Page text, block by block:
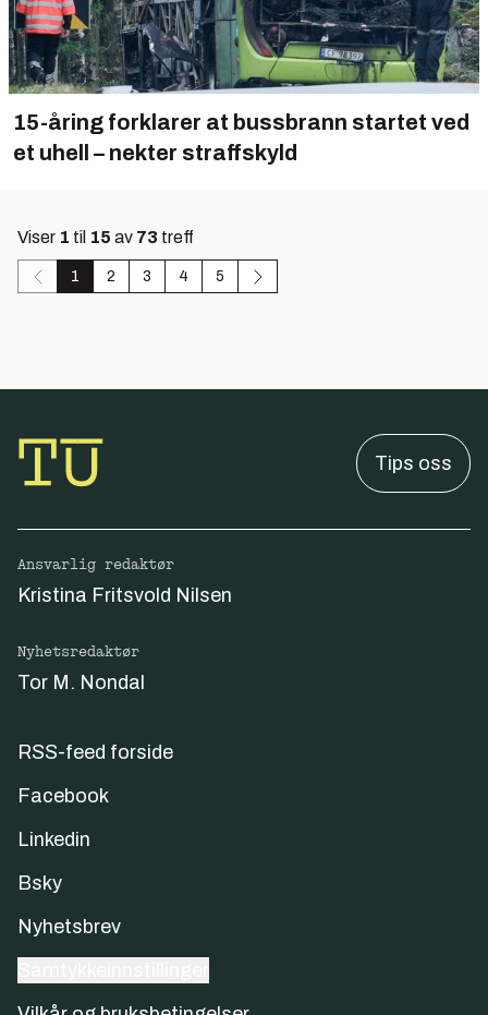
15-åring forklarer at bussbrann startet ved
et uhell – nekter straffskyld
Viser 1 til 15 av 73 treff
1 2 3 4 5
Tips oss
Ansvarlig redaktør
Kristina Fritsvold Nilsen
Nyhetsredaktør
Tor M. Nondal
RSS-feed forside
Facebook
Linkedin
Bsky
Nyhetsbrev